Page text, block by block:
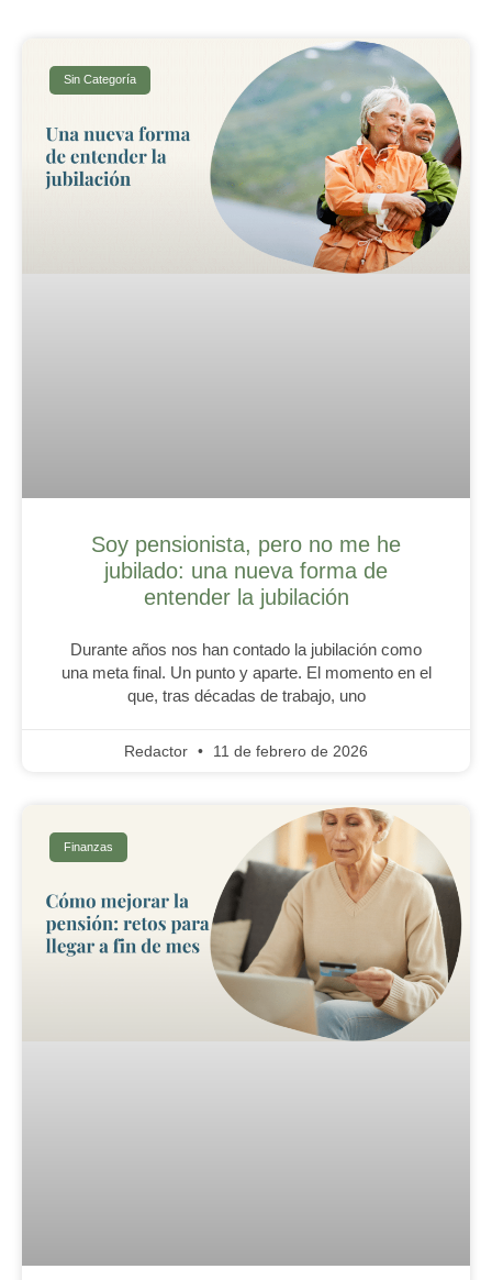
Sin Categoría
Soy pensionista, pero no me he
jubilado: una nueva forma de
entender la jubilación
Durante años nos han contado la jubilación como
una meta final. Un punto y aparte. El momento en el
que, tras décadas de trabajo, uno
Redactor 11 de febrero de 2026
Finanzas